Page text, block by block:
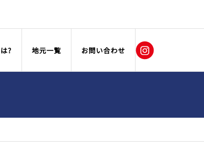
? 地元一覧 お問い合わせ